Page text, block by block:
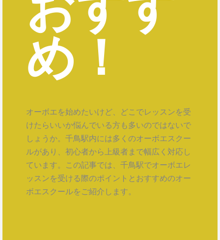
め！
オーボエを始めたいけど、どこでレッスンを受
けたらいいか悩んでいる方も多いのではないで
しょうか。千鳥駅内には多くのオーボエスクー
ルがあり、初心者から上級者まで幅広く対応し
ています。この記事では、千鳥駅でオーボエレ
ッスンを受ける際のポイントとおすすめのオー
ボエスクールをご紹介します。